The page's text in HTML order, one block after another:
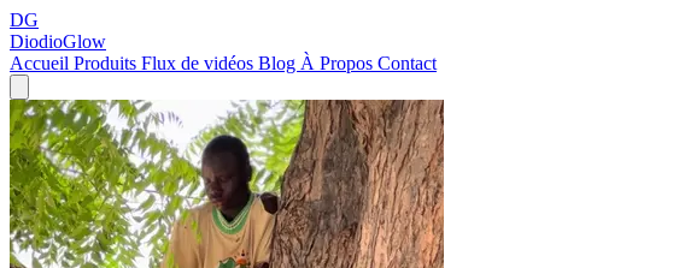
DG
DiodioGlow
Accueil Produits Flux de vidéos Blog À Propos Contact